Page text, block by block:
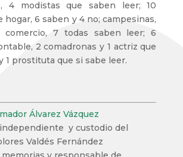
4 modistas que saben leer; 10
hogar, 6 saben y 4 no; campesinas,
7 todas saben leer; 6
2 comadronas y 1 actriz que
1 prostituta que si sabe leer.
Álvarez Vázquez
y custodio del
Valdés Fernández